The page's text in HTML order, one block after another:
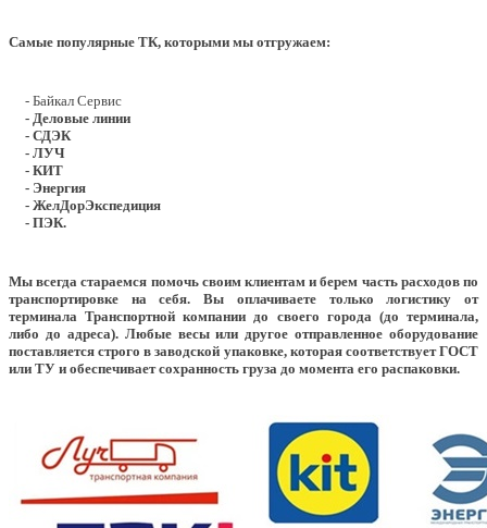
Самые популярные ТК, которыми мы отгружаем:
- Байкал Сервис
- Деловые линии
- СДЭК
- ЛУЧ
- КИТ
- Энергия
- ЖелДорЭкспедиция
- ПЭК.
Мы всегда стараемся помочь своим клиентам и берем часть расходов по
транспортировке на себя. Вы оплачиваете только логистику от
терминала Транспортной компании до своего города (до терминала,
либо до адреса). Любые весы или другое отправленное оборудование
поставляется строго в заводской упаковке, которая соответствует ГОСТ
или ТУ и обеспечивает сохранность груза до момента его распаковки.